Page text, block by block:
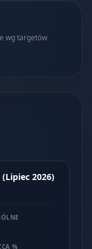
wg targetów
2026)
%